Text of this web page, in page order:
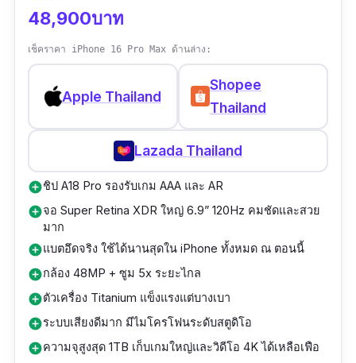
หน้าจอ Dynamic AMOLED 2X ขนาดใหญ่พิเศษ
ความละเอียด QHD+ พร้อมรีเฟรชเรท 120Hz ภาพ
ลื่น ไถสบายตา ไม่ว่าจะเล่นเกมหรือดูซีรีส์
ขับเคลื่อนด้วยชิป Snapdragon 8 Elite ตัวแรง
ล่าสุด พร้อม RAM สูงสุด 12GB ที่สลับแอปหนัก ๆ
ได้แบบไม่มีสะดุด กล้องหลังความละเอียดสูงถึง
200MP ซูมได้ไกลแบบ Periscope ทำให้ Galaxy
S25 Ultra เป็นมากกว่าแค่มือถือ
แบตเตอรี่ 5,000 mAh ใช้ได้นานทั้งวัน พร้อม
ชาร์จไว 45W เหมาะอย่างยิ่งสำหรับผู้ที่ต้องการมือ
ถือกันน้ำที่ทั้งถ่ายภาพเทพ เล่นเกมแรง และ
สามารถใช้งานร่วมกับ ซองใส่โทรศัพท์กันน้ํา หรือ
48,900บาท
เช็คราคา iPhone 16 Pro Max ด้านล่าง:
Apple Thailand
Shopee
Thailand
Lazada Thailand
add_circleชิป A18 Pro รองรับเกม AAA และ AR
add_circleจอ Super Retina XDR ใหญ่ 6.9” 120Hz คมชัดและสวย
มาก
add_circleแบตอึดจริง ใช้ได้นานสุดใน iPhone ทั้งหมด ณ ตอนนี้
add_circleกล้อง 48MP + ซูม 5x ระยะไกล
add_circleตัวเครื่อง Titanium แข็งแรงแต่บางเบา
add_circleระบบเสียงดีมาก มีไมโครโฟนระดับสตูดิโอ
add_circleความจุสูงสุด 1TB เก็บเกมใหญ่และวิดีโอ 4K ได้เหลือเฟือ